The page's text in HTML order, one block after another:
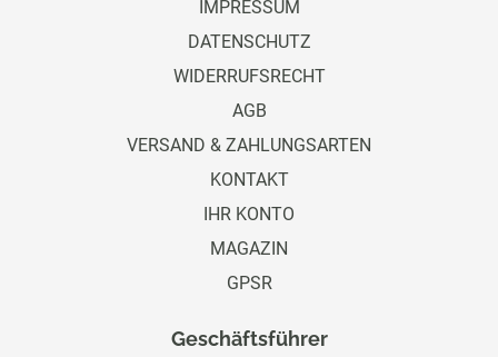
IMPRESSUM
DATENSCHUTZ
WIDERRUFSRECHT
AGB
VERSAND & ZAHLUNGSARTEN
KONTAKT
IHR KONTO
MAGAZIN
GPSR
Geschäftsführer